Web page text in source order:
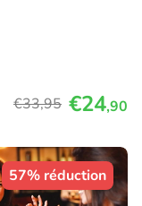
€33,95 €24,90
57% réduction